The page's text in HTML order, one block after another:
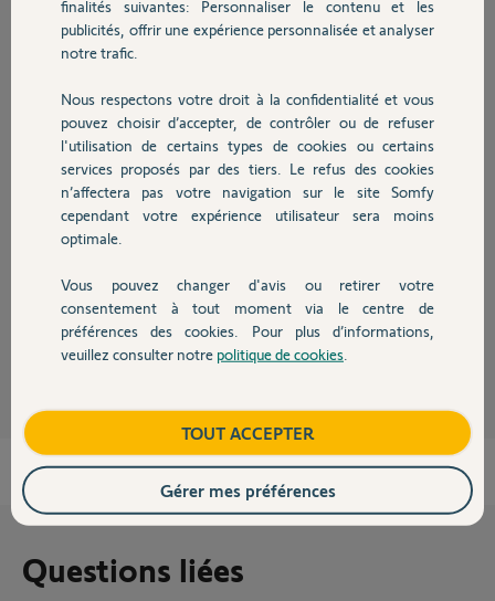
Domotique
Chauffage
Autres produits
Devis avec un pro
Contact
Fabrice G.
il y a environ un an
Participer au fil de discussion
Réponses
Bonne journée
Questions liées
finalités suivantes: Personnaliser le contenu et les
publicités, offrir une expérience personnalisée et analyser
notre trafic.
Nous respectons votre droit à la confidentialité et vous
pouvez choisir d’accepter, de contrôler ou de refuser
l'utilisation de certains types de cookies ou certains
services proposés par des tiers. Le refus des cookies
n’affectera pas votre navigation sur le site Somfy
cependant votre expérience utilisateur sera moins
optimale.
Vous pouvez changer d'avis ou retirer votre
consentement à tout moment via le centre de
préférences des cookies. Pour plus d’informations,
veuillez consulter notre politique de cookies
TOUT ACCEPTER
Gérer mes préférences